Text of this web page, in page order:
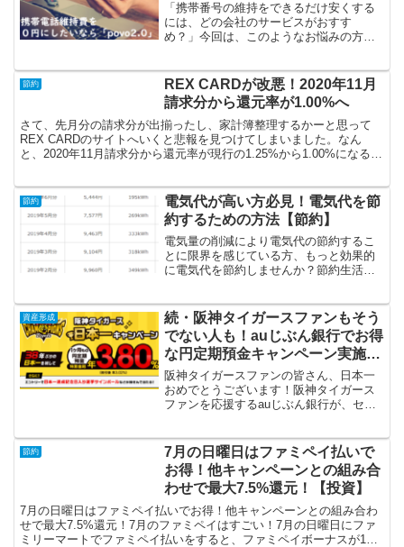
「携帯番号の維持をできるだけ安くする
には、どの会社のサービスがおすす
め？」今回は、このようなお悩みの方向
携帯番号の維持費用はできるだけ低くし
たいところです。私は２枚のS...
節約
REX CARDが改悪！2020年11月
請求分から還元率が1.00%へ
さて、先月分の請求分が出揃ったし、家計簿整理するかーと思って
REX CARDのサイトへいくと悲報を見つけてしまいました。なん
と、2020年11月請求分から還元率が現行の1.25%から1.00%になると
節約
電気代が高い方必見！電気代を節
約するための方法【節約】
電気量の削減により電気代の節約するこ
とに限界を感じている方、もっと効果的
に電気代を節約しませんか？節約生活を
なぜなら、現代社会において、快適な生
活と電気の消費量とは相関...
資産形成
続・阪神タイガースファンもそう
でない人も！auじぶん銀行でお得
な円定期預金キャンペーン実施
中！
阪神タイガースファンの皆さん、日本一
おめでとうございます！阪神タイガース
ファンを応援するauじぶん銀行が、セ・
はこちら）。今回は、1か月の円定期預金
に特別金利年3.80...
節約
7月の日曜日はファミペイ払いで
お得！他キャンペーンとの組み合
わせで最大7.5%還元！【投資】
7月の日曜日はファミペイ払いでお得！他キャンペーンとの組み合わ
せで最大7.5%還元！7月のファミペイはすごい！7月の日曜日にファ
ミリーマートでファミペイ払いをすると、ファミペイボーナスが10